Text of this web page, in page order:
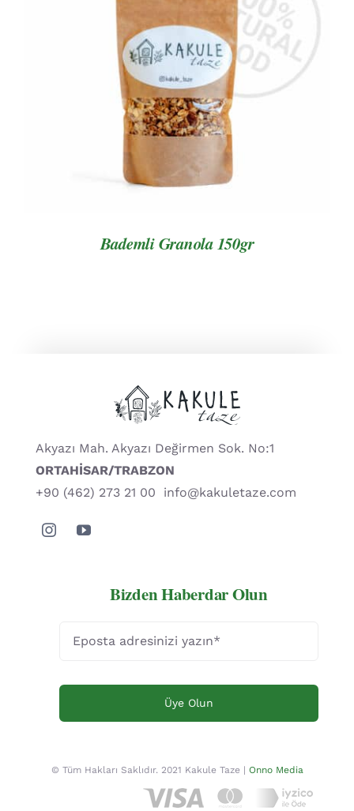
AYRINTILAR
Bademli Granola 150gr
Akyazı Mah. Akyazı Değirmen Sok. No:1
ORTAHİSAR/TRABZON
+90 (462) 273 21 00 info@kakuletaze.com
Bizden Haberdar Olun
Üye Olun
© Tüm Hakları Saklıdır. 2021 Kakule Taze | Onno Media